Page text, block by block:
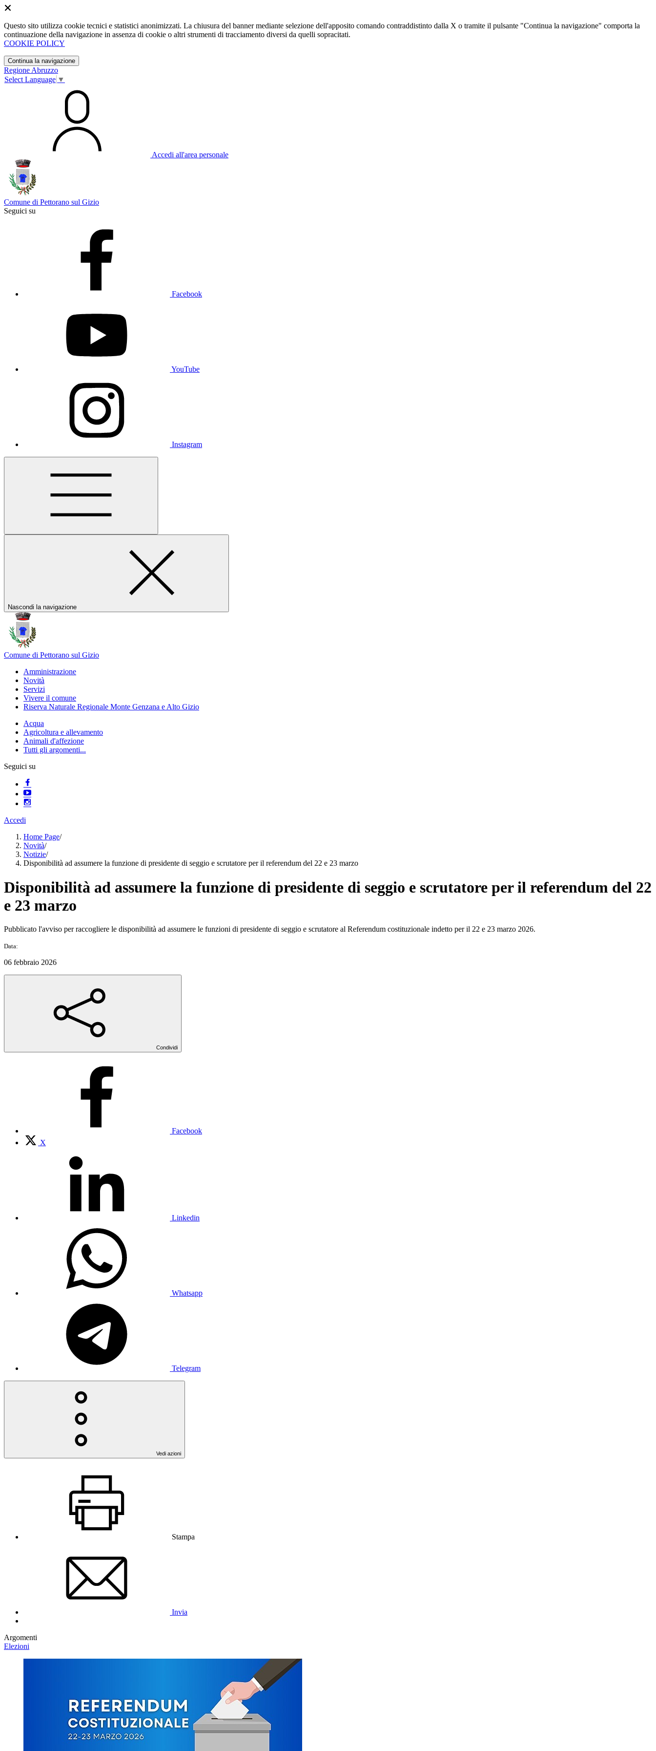
Questo sito utilizza cookie tecnici e statistici anonimizzati. La chiusura del banner mediante selezione dell'apposito comando contraddistinto dalla X o tramite il pulsante "Continua la navigazione" comporta la
continuazione della navigazione in assenza di cookie o altri strumenti di tracciamento diversi da quelli sopracitati.
COOKIE POLICY
Continua la navigazione
Regione Abruzzo
Select Language ▼
Accedi all'area personale
Comune di Pettorano sul Gizio
Seguici su
Facebook
YouTube
Instagram
Nascondi la navigazione
Comune di Pettorano sul Gizio
Amministrazione
Novità
Servizi
Vivere il comune
Riserva Naturale Regionale Monte Genzana e Alto Gizio
Acqua
Agricoltura e allevamento
Animali d'affezione
Tutti gli argomenti...
Seguici su
Accedi
Home Page/
Novità/
Notizie/
Disponibilità ad assumere la funzione di presidente di seggio e scrutatore per il referendum del 22 e 23 marzo
Disponibilità ad assumere la funzione di presidente di seggio e scrutatore per il referendum del 22
e 23 marzo
Pubblicato l'avviso per raccogliere le disponibilità ad assumere le funzioni di presidente di seggio e scrutatore al Referendum costituzionale indetto per il 22 e 23 marzo 2026.
Data:
06 febbraio 2026
Condividi
Facebook
X
Linkedin
Whatsapp
Telegram
Vedi azioni
Stampa
Invia
Argomenti
Elezioni